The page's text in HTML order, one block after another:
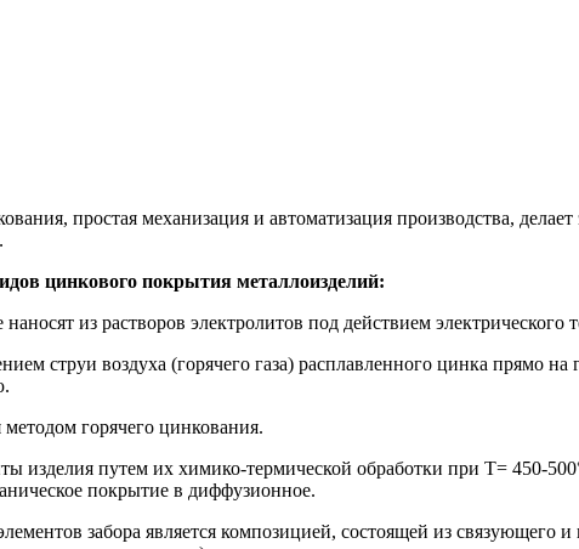
простая механизация и автоматизация производства,
цинкового покрытия металлоизделий:
из растворов электролитов под действием
струи воздуха (горячего газа) расплавленного цинка прямо
горячего цинкования.
изделия путем их химико-термической обработки при T= 450-
покрытие в диффузионное.
забора является композицией, состоящей из